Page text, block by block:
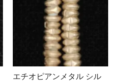
エチオピアンメタル シル